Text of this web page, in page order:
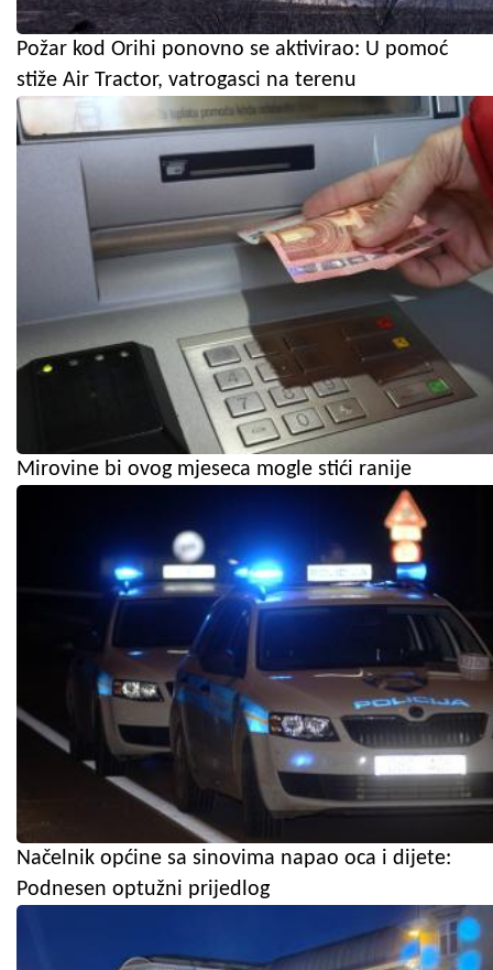
Požar kod Orihi ponovno se aktivirao: U pomoć
stiže Air Tractor, vatrogasci na terenu
Mirovine bi ovog mjeseca mogle stići ranije
Načelnik općine sa sinovima napao oca i dijete:
Podnesen optužni prijedlog